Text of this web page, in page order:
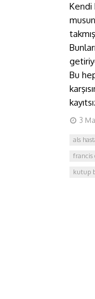
Kendi
Bu
3
als
francis
kutup